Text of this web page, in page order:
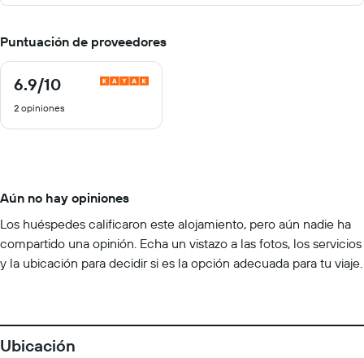
Puntuación de proveedores
6.9/10
6.9
10
2 opiniones
Aún no hay opiniones
Los huéspedes calificaron este alojamiento, pero aún nadie ha
compartido una opinión. Echa un vistazo a las fotos, los servicios
y la ubicación para decidir si es la opción adecuada para tu viaje.
Ubicación